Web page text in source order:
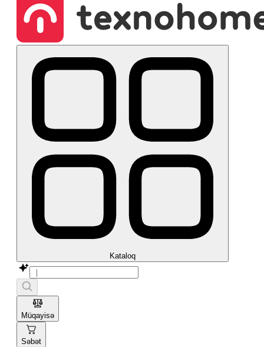
Kataloq
Müqayisə
Səbət